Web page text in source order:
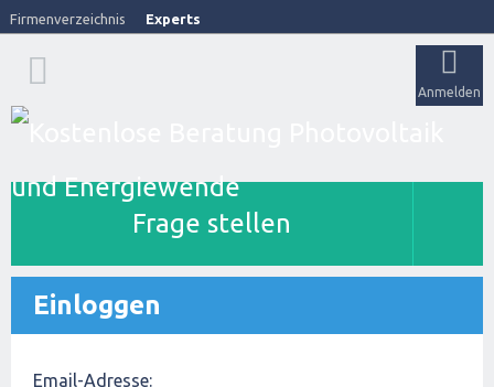
Firmenverzeichnis Experts
Anmelden
Frage stellen
Einloggen
Email-Adresse: